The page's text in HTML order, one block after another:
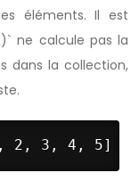
éléments. Il est
ne calcule pas la
dans la collection,
2, 3, 4, 5]